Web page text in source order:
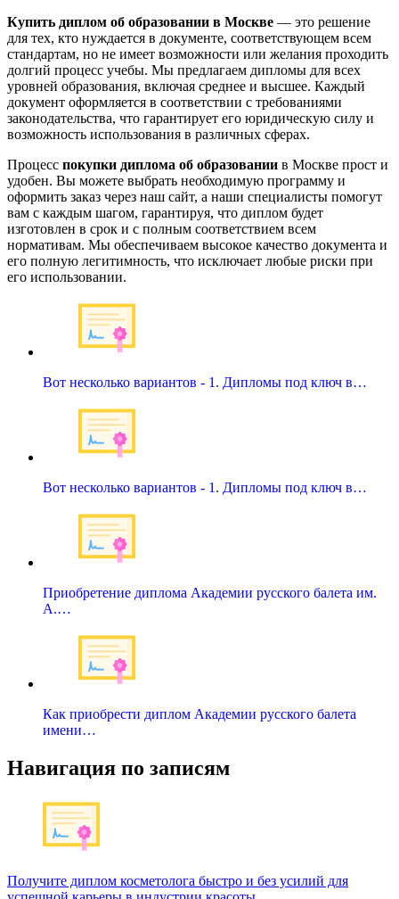
Купить диплом об образовании в Москве — это решение
для тех, кто нуждается в документе, соответствующем всем
стандартам, но не имеет возможности или желания проходить
долгий процесс учебы. Мы предлагаем дипломы для всех
уровней образования, включая среднее и высшее. Каждый
документ оформляется в соответствии с требованиями
законодательства, что гарантирует его юридическую силу и
возможность использования в различных сферах.
Процесс покупки диплома об образовании в Москве прост и
удобен. Вы можете выбрать необходимую программу и
оформить заказ через наш сайт, а наши специалисты помогут
вам с каждым шагом, гарантируя, что диплом будет
изготовлен в срок и с полным соответствием всем
нормативам. Мы обеспечиваем высокое качество документа и
его полную легитимность, что исключает любые риски при
его использовании.
Вот несколько вариантов - 1. Дипломы под ключ в…
Вот несколько вариантов - 1. Дипломы под ключ в…
Приобретение диплома Академии русского балета им.
А.…
Как приобрести диплом Академии русского балета
имени…
Навигация по записям
Получите диплом косметолога быстро и без усилий для